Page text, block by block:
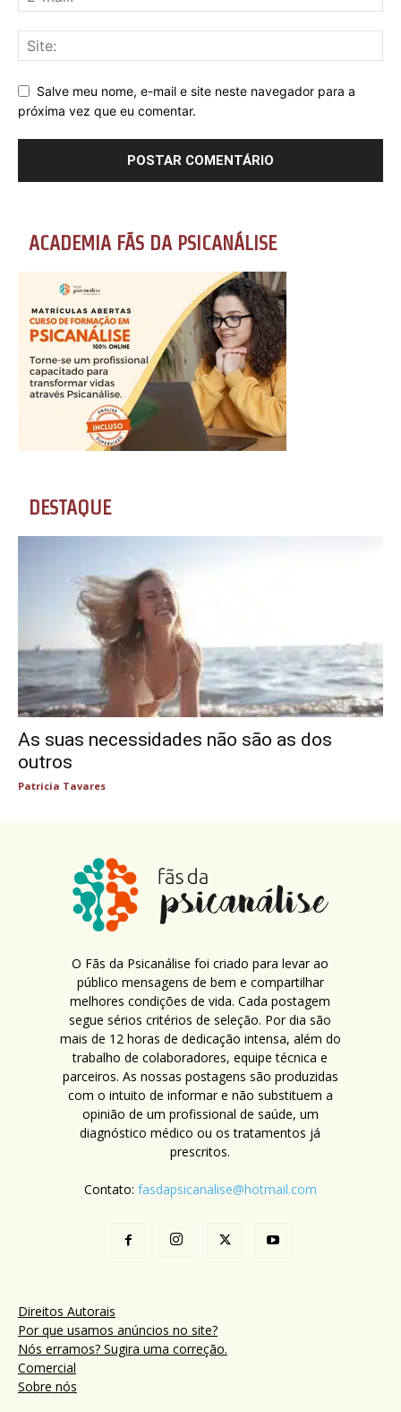
Salve meu nome, e-mail e site neste navegador para a
próxima vez que eu comentar.
ACADEMIA FÃS DA PSICANÁLISE
DESTAQUE
As suas necessidades não são as dos
outros
Patricia Tavares
O Fãs da Psicanálise foi criado para levar ao
público mensagens de bem e compartilhar
melhores condições de vida. Cada postagem
segue sérios critérios de seleção. Por dia são
mais de 12 horas de dedicação intensa, além do
trabalho de colaboradores, equipe técnica e
parceiros. As nossas postagens são produzidas
com o intuito de informar e não substituem a
opinião de um profissional de saúde, um
diagnóstico médico ou os tratamentos já
prescritos.
Contato: fasdapsicanalise@hotmail.com
Direitos Autorais
Por que usamos anúncios no site?
Nós erramos? Sugira uma correção.
Comercial
Sobre nós